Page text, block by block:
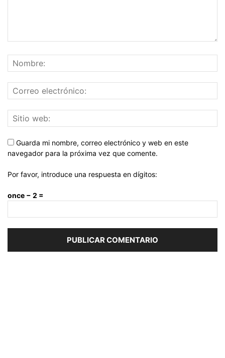
Guarda mi nombre, correo electrónico y web en este
navegador para la próxima vez que comente.
Por favor, introduce una respuesta en dígitos:
once − 2 =